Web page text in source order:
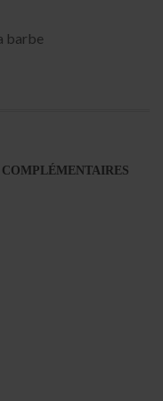
barbe